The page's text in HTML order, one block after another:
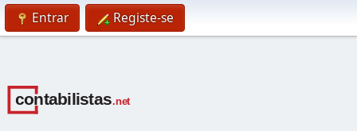
Entrar Registe-se